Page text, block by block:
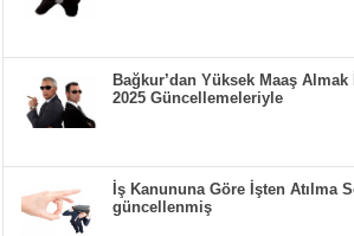
Bağkur’dan Yüksek Maaş Almak
2025 Güncellemeleriyle
İş Kanununa Göre İşten Atılma
güncellenmiş